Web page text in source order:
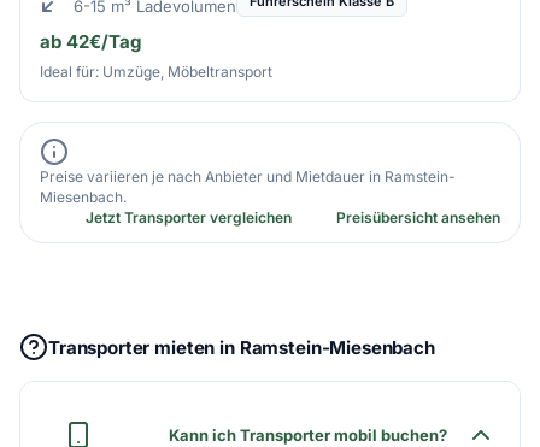
6-15 m³ Ladevolumen
ab 42€/Tag
Ideal für: Umzüge, Möbeltransport
Preise variieren je nach Anbieter und Mietdauer in Ramstein-
Miesenbach.
Jetzt Transporter vergleichen
Preisübersicht ansehen
Transporter mieten in Ramstein-Miesenbach
Kann ich Transporter mobil buchen?